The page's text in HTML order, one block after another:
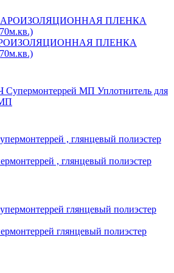
ПЛЕНКА
Уплотнитель для
, глянцевый полиэстер
глянцевый полиэстер